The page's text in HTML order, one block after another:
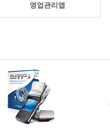
영업관리앱